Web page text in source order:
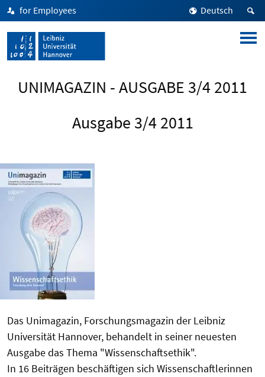
for Employees Deutsch
UNIMAGAZIN - AUSGABE 3/4 2011
Ausgabe 3/4 2011
Das Unimagazin, Forschungsmagazin der Leibniz
Universität Hannover, behandelt in seiner neuesten
Ausgabe das Thema "Wissenschaftsethik".
In 16 Beiträgen beschäftigen sich Wissenschaftlerinnen